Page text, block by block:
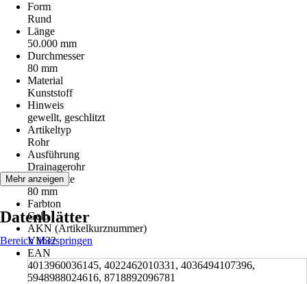
Form
Rund
Länge
50.000 mm
Durchmesser
80 mm
Material
Kunststoff
Hinweis
gewellt, geschlitzt
Artikeltyp
Rohr
Ausführung
Drainagerohr
Nennweite
80 mm
Farbton
Gelb
AKN (Artikelkurznummer)
VM32
EAN
4013960036145, 4022462010331, 4036494107396,
5948988024616, 8718892096781
Mehr anzeigen
Datenblätter
Bereich überspringen